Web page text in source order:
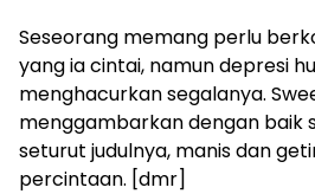
Seseorang memang perlu
yang ia cintai, namun depresi
menghacurkan segalanya.
menggambarkan dengan baik
seturut judulnya, manis dan
percintaan. [dmr]